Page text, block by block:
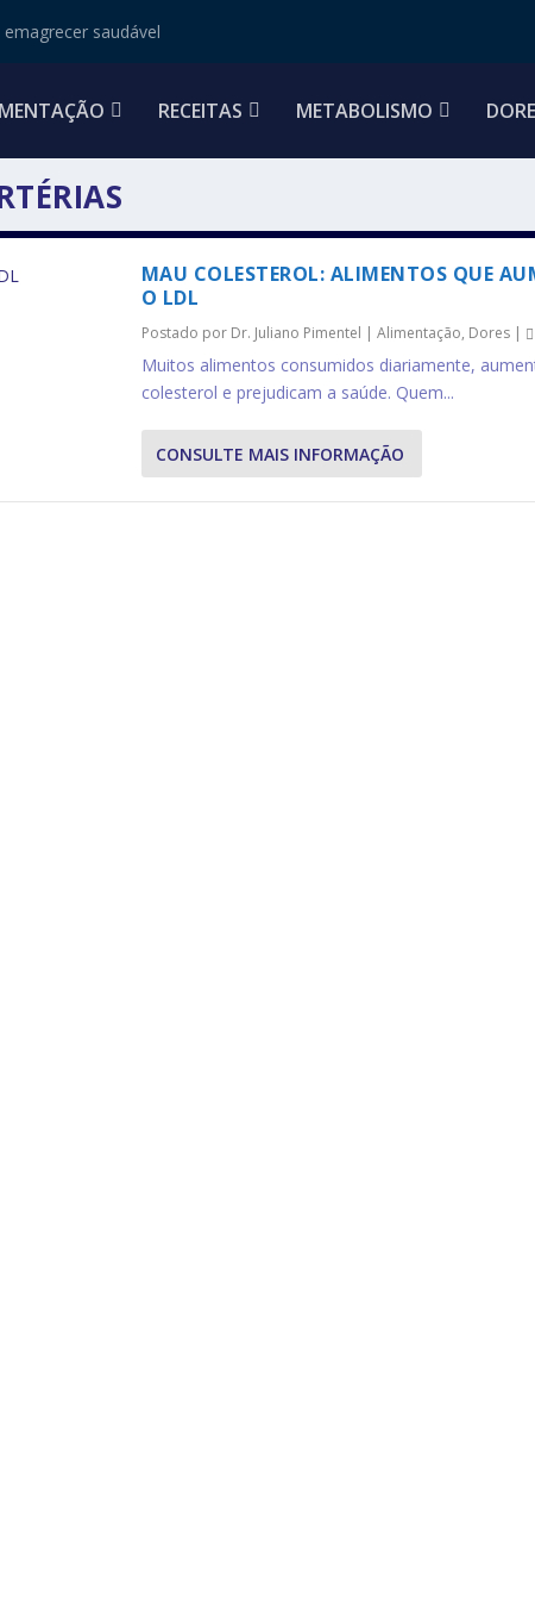
saudável
RECEITAS METABOLISMO
MAU COLESTEROL: ALIMENTOS QUE
O LDL
Postado por Dr. Juliano Pimentel | Alimentação, Dores|
Muitos alimentos consumidos diariamente,
colesterol e prejudicam a saúde. Quem...
CONSULTE MAIS INFORMAÇÃO